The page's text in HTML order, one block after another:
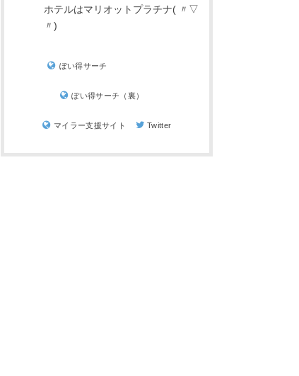
ホテルはマリオットプラチナ( 〃▽
〃)
ぽい得サーチ
ぽい得サーチ（裏）
マイラー支援サイト Twitter